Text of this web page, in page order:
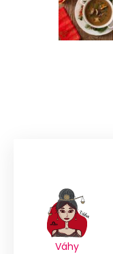
Váhy